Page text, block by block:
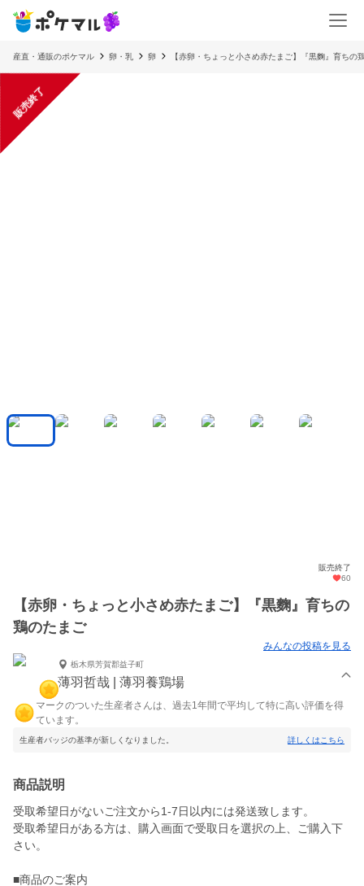
産直・通販のポケマル 卵・乳 卵 【赤卵・ちょっと小さめ赤たまご】『黒麴』育ちの
販売終了
販売終了
60
【赤卵・ちょっと小さめ赤たまご】『黒麴』育ちの
鶏のたまご
みんなの投稿を見る
栃木県芳賀郡益子町
薄羽哲哉 | 薄羽養鶏場
マークのついた生産者さんは、過去1年間で平均して特に高い評価を得
ています。
生産者バッジの基準が新しくなりました。 詳しくはこちら
商品説明
受取希望日がないご注文から1-7日以内には発送致します。
受取希望日がある方は、購入画面で受取日を選択の上、ご購入下
さい。
■商品のご案内